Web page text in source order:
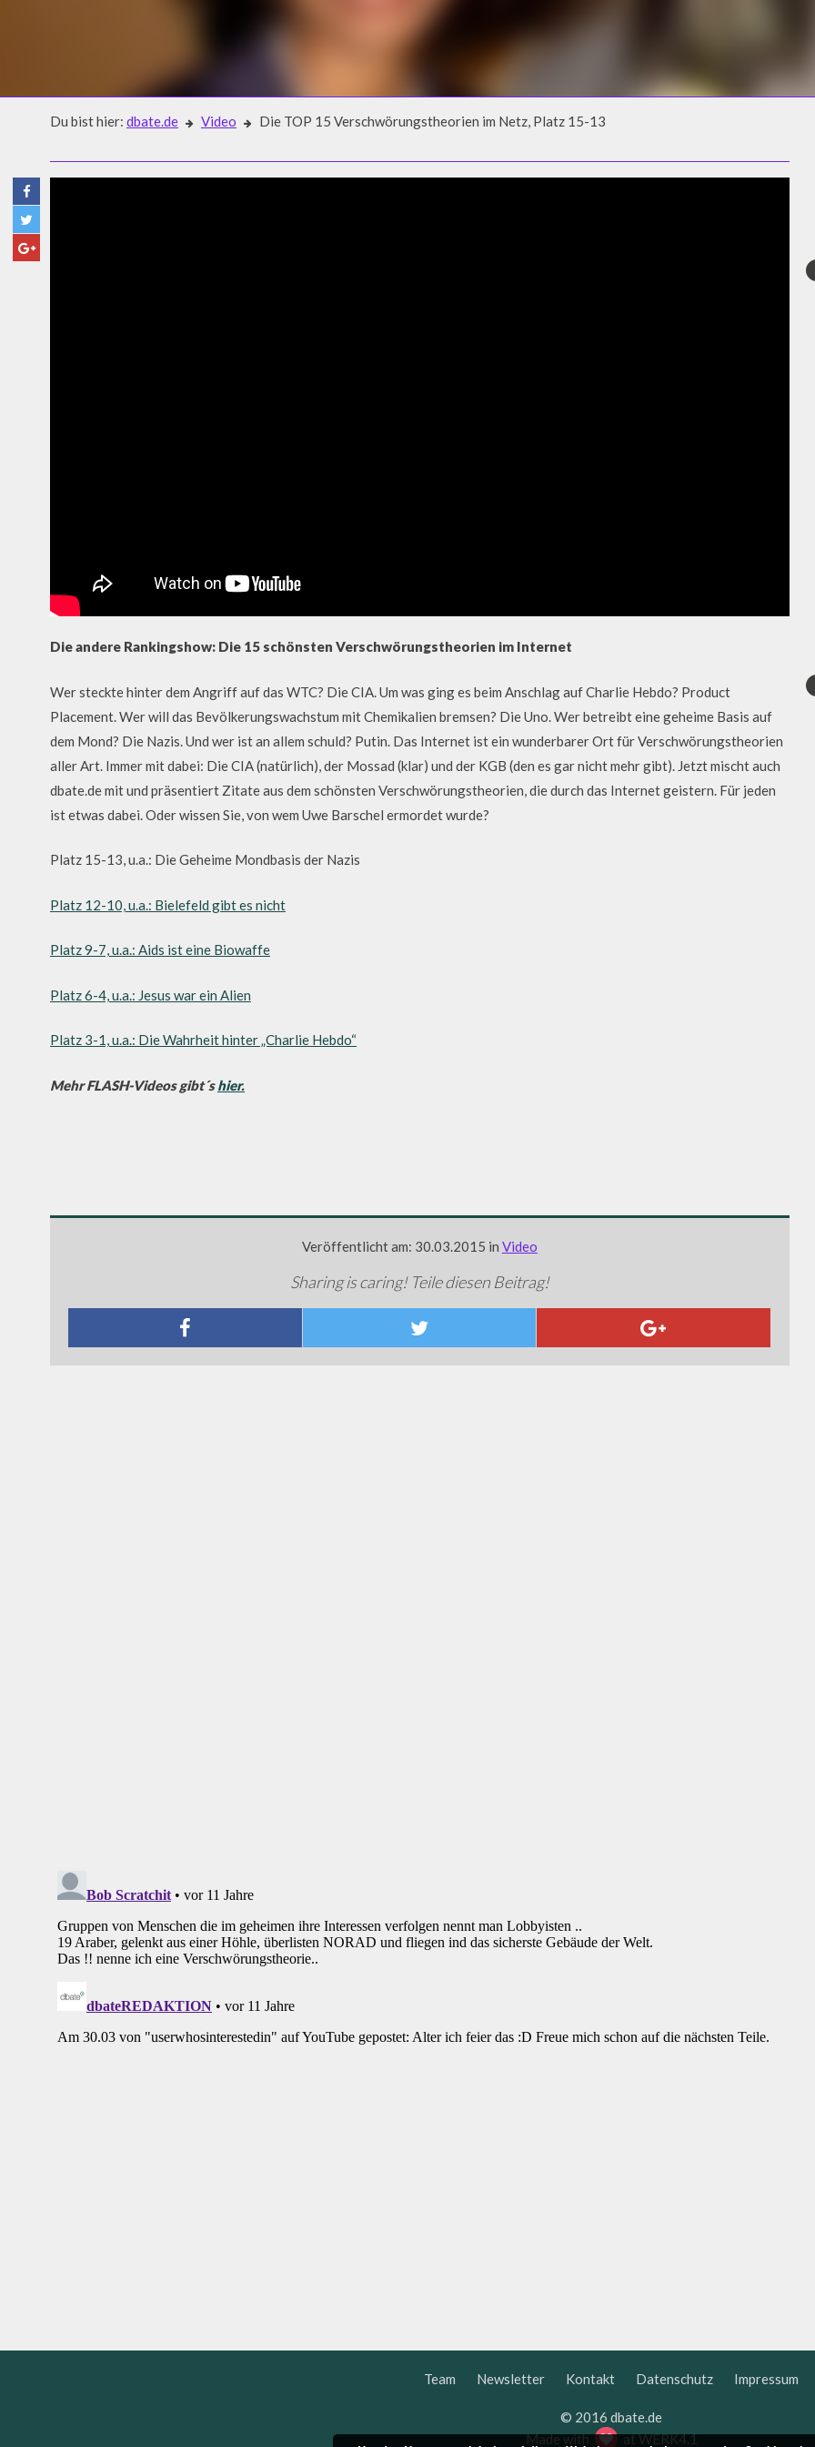
Du bist hier: dbate.de Video Die TOP 15 Verschwörungstheorien im Netz, Platz 15-13
Die andere Rankingshow: Die 15 schönsten Verschwörungstheorien im Internet
Wer steckte hinter dem Angriff auf das WTC? Die CIA. Um was ging es beim Anschlag auf Charlie Hebdo? Product
Placement. Wer will das Bevölkerungswachstum mit Chemikalien bremsen? Die Uno. Wer betreibt eine geheime Basis auf
dem Mond? Die Nazis. Und wer ist an allem schuld? Putin. Das Internet ist ein wunderbarer Ort für Verschwörungstheorien
aller Art. Immer mit dabei: Die CIA (natürlich), der Mossad (klar) und der KGB (den es gar nicht mehr gibt). Jetzt mischt auch
dbate.de mit und präsentiert Zitate aus dem schönsten Verschwörungstheorien, die durch das Internet geistern. Für jeden
ist etwas dabei. Oder wissen Sie, von wem Uwe Barschel ermordet wurde?
Platz 15-13, u.a.: Die Geheime Mondbasis der Nazis
Platz 12-10, u.a.: Bielefeld gibt es nicht
Platz 9-7, u.a.: Aids ist eine Biowaffe
Platz 6-4, u.a.: Jesus war ein Alien
Platz 3-1, u.a.: Die Wahrheit hinter „Charlie Hebdo“
Mehr FLASH-Videos gibt´shier.
Veröffentlicht am: 30.03.2015 in Video
Sharing is caring! Teile diesen Beitrag!
Team Newsletter Kontakt Datenschutz Impressum
© 2016 dbate.de
Made with
atWERK4.1